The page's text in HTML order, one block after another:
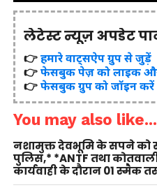
लेटेस्ट न्यूज़ अपडेट
👉हमारे वाट्सऐप ग्रुप से जुड़ें
👉फेसबुक पेज़ को लाइक
👉फेसबुक ग्रुप को जॉइन करें
You may also like...
नशामुक्त देवभूमि के सपने को
पुलिस,* *ANTF तथा
कार्यवाही के दौरान 01 स्मैक